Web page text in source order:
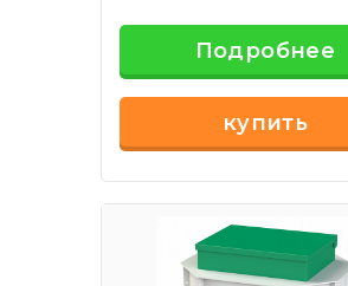
Подробнее
купить